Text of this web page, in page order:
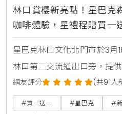
林口賞櫻新亮點！星巴克
咖啡體驗，星禮程贈買一
星巴克林口文化北門市於3月
林口第二交流道出口旁，提
的玻璃盒為設計核心。門市
出賞櫻與咖啡結合的森林系
網友評分 (共91人
#買一送一 #星巴克 #